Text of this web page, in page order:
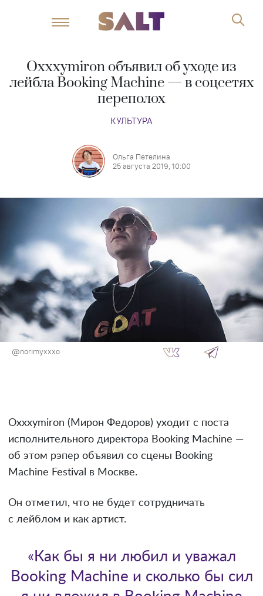
Oxxxymiron объявил об уходе из
лейбла Booking Machine — в соцсетях
переполох
КУЛЬТУРА
Ольга Петелина
25 августа 2019, 10:00
@norimyxxxo
Oxxxymiron (Мирон Федоров) уходит с поста
исполнительного директора Booking Machine —
об этом рэпер объявил со сцены Booking
Machine Festival в Москве.
Он отметил, что не будет сотрудничать
с лейблом и как артист.
«Как бы я ни любил и уважал
Booking Machine и сколько бы сил